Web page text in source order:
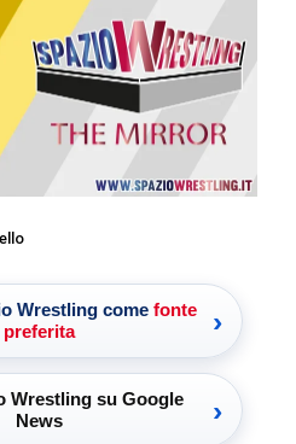
Wrestling come fonte
preferita
›
Wrestling su Google
News
›